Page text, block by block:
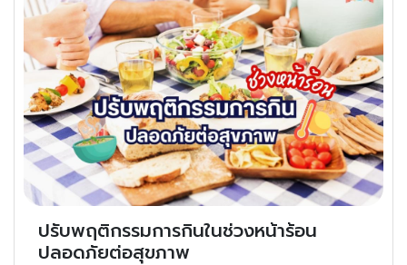
ปรับพฤติกรรมการกินในช่วงหน้าร้อน
ปลอดภัยต่อสุขภาพ